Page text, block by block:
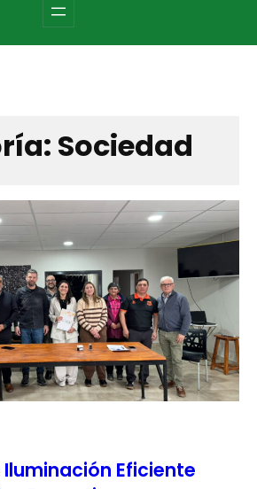
Sociedad
Iluminación Eficiente